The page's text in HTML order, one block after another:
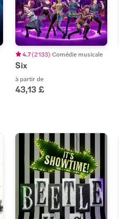
4.7(2 133) Comédie musicale
Six
à partir de
43,13 £